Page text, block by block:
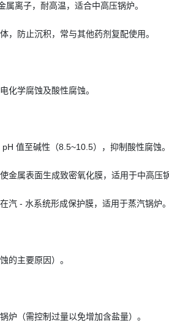
离子，耐高温，适合中高压锅炉。
，防止沉积，常与其他药剂复配使用。
化学腐蚀及酸性腐蚀。
值至碱性（8.5~10.5），抑制酸性腐蚀。
金属表面生成致密氧化膜，适用于中高压
汽 - 水系统形成保护膜，适用于蒸汽锅炉。
的主要原因）。
炉（需控制过量以免增加含盐量）。